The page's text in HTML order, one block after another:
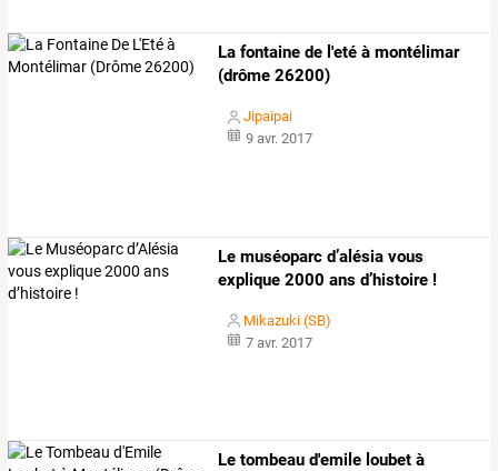
La fontaine de l'eté à montélimar
(drôme 26200)
Jipaipai
9 avr. 2017
Le muséoparc d’alésia vous
explique 2000 ans d’histoire !
Mikazuki (SB)
7 avr. 2017
Le tombeau d'emile loubet à